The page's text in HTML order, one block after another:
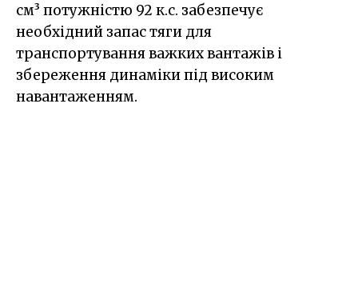
см³ потужністю 92 к.с. забезпечує
необхідний запас тяги для
транспортування важких вантажів і
збереження динаміки під високим
навантаженням.